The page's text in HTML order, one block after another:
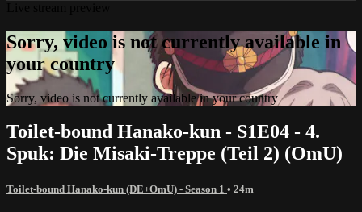
Sorry, video is not currently available in
your country
Sorry, video is not currently available in your country
Toilet-bound Hanako-kun - S1E04 - 4.
Spuk: Die Misaki-Treppe (Teil 2) (OmU)
Toilet-bound Hanako-kun (DE+OmU) - Season 1 • 24m